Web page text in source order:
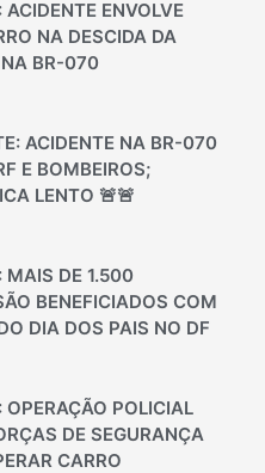
ACIDENTE ENVOLVE
NA DESCIDA DA
NA BR-070
ACIDENTE NA BR-070
E BOMBEIROS;
LENTO 🚨🚨
MAIS DE 1.500
BENEFICIADOS COM
DIA DOS PAIS NO DF
OPERAÇÃO POLICIAL
DE SEGURANÇA
CARRO